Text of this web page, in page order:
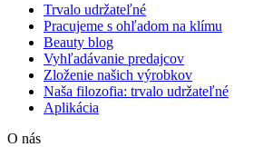
Trvalo udržateľné
Pracujeme s ohľadom na klímu
Beauty blog
Vyhľadávanie predajcov
Zloženie našich výrobkov
Naša filozofia: trvalo udržateľné
Aplikácia
O nás